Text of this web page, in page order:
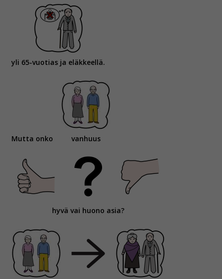
yli 65-vuotias ja eläkkeellä.
Mutta onko vanhuus
hyvä vai huono asia?